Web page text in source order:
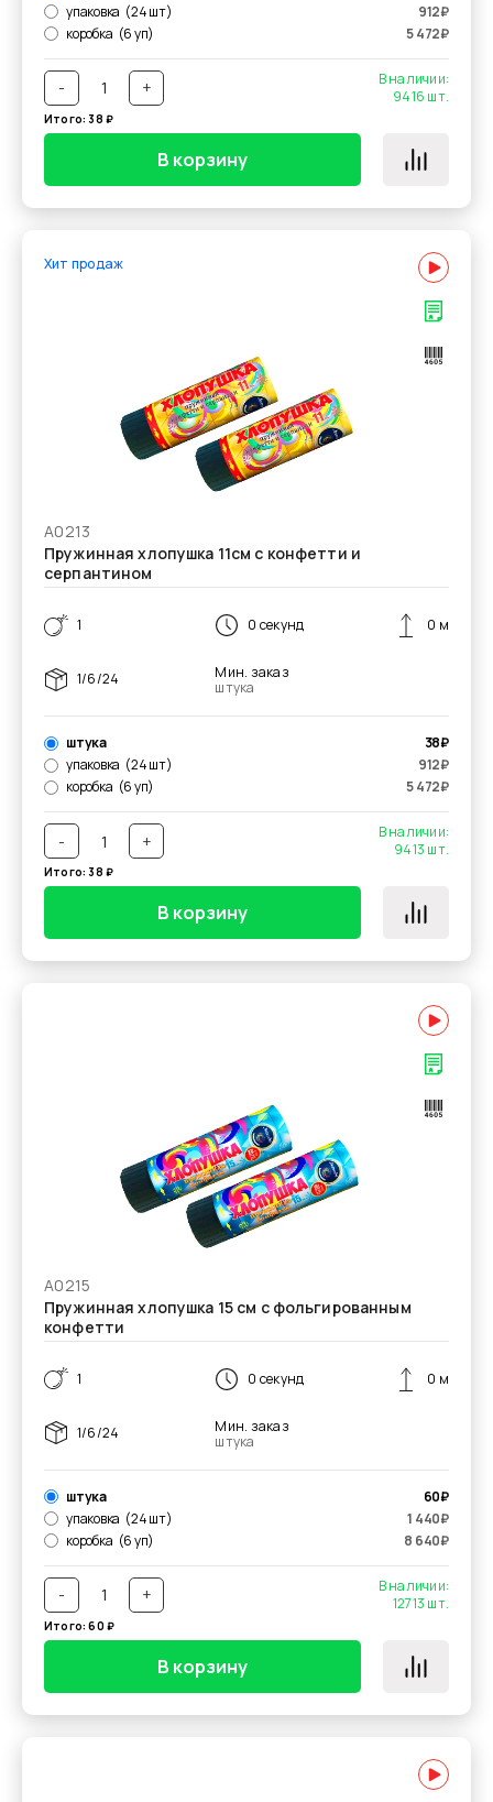
упаковка (24 шт) 912₽
коробка (6 уп) 5 472₽
- +
В наличии:
9416 шт.
Итого:38 ₽
В корзину
Хит продаж
А0213
Пружинная хлопушка 11см с конфетти и
серпантином
1 0 секунд 0 м
1/6/24
Мин. заказ
штука
штука 38₽
упаковка (24 шт) 912₽
коробка (6 уп) 5 472₽
- +
В наличии:
9413 шт.
Итого:38 ₽
В корзину
А0215
Пружинная хлопушка 15 см с фольгированным
конфетти
1 0 секунд 0 м
1/6/24
Мин. заказ
штука
штука 60₽
упаковка (24 шт) 1 440₽
коробка (6 уп) 8 640₽
- +
В наличии:
12713 шт.
Итого:60 ₽
В корзину